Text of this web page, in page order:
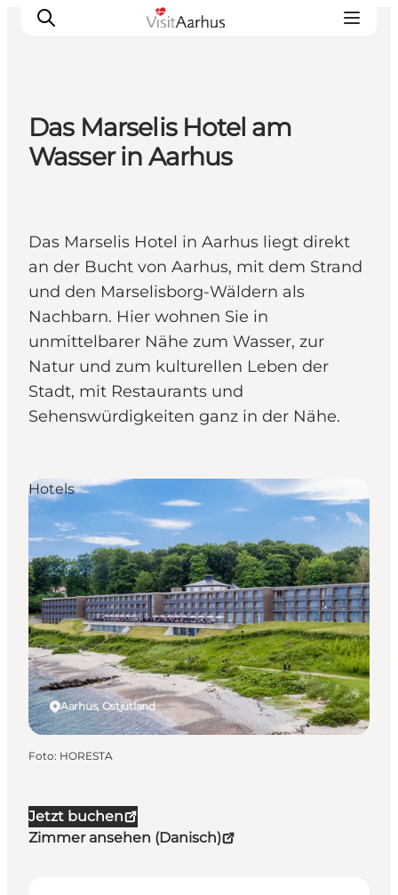
Sehen und erleben
Transport
Das Marselis Hotel am
Wasser in Aarhus
Das Marselis Hotel in Aarhus liegt direkt
an der Bucht von Aarhus, mit dem Strand
und den Marselisborg-Wäldern als
Nachbarn. Hier wohnen Sie in
unmittelbarer Nähe zum Wasser, zur
Natur und zum kulturellen Leben der
Stadt, mit Restaurants und
Sehenswürdigkeiten ganz in der Nähe.
Jetzt buchen
Zimmer ansehen (Danisch)
Aarhus, Ostjütland
Hotels
Foto: HORESTA